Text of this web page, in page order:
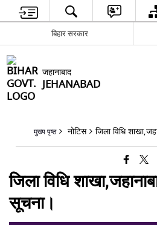
बिहार सरकार
जहानाबाद
JEHANABAD
मुख्य पृष्ठ नोटिस जिला विधि
जिला विधि
सूचना।